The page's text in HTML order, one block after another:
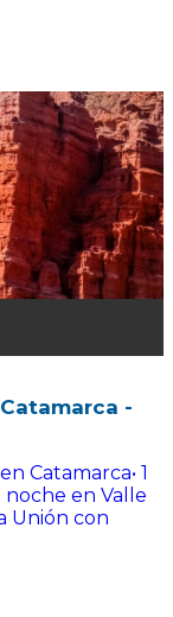
-
Catamarca• 1
noche en Valle
Unión con